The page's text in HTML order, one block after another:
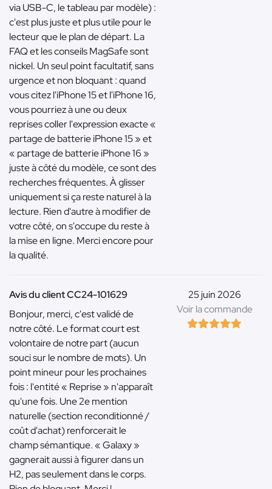
via USB-C, le tableau par modèle) :
c'est plus juste et plus utile pour le
lecteur que le plan de départ. La
FAQ et les conseils MagSafe sont
nickel. Un seul point facultatif, sans
urgence et non bloquant : quand
vous citez l'iPhone 15 et l'iPhone 16,
vous pourriez à une ou deux
reprises coller l'expression exacte «
partage de batterie iPhone 15 » et
« partage de batterie iPhone 16 »
juste à côté du modèle, ce sont des
recherches fréquentes. À glisser
uniquement si ça reste naturel à la
lecture. Rien d'autre à modifier de
votre côté, on s'occupe du reste à
la mise en ligne. Merci encore pour
la qualité.
25 juin 2026
Voir la commande
Avis du client CC24-101629
Bonjour, merci, c'est validé de
notre côté. Le format court est
volontaire de notre part (aucun
souci sur le nombre de mots). Un
point mineur pour les prochaines
fois : l'entité « Reprise » n'apparaît
qu'une fois. Une 2e mention
naturelle (section reconditionné /
coût d'achat) renforcerait le
champ sémantique. « Galaxy »
gagnerait aussi à figurer dans un
H2, pas seulement dans le corps.